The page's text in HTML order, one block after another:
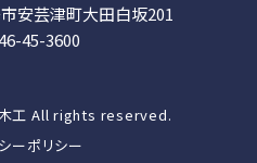
安芸津町大田白坂201
45-3600
工 All rights reserved.
ーポリシー